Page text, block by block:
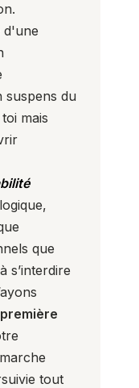
d'une
suspens du
mais
que
s’interdire
tout